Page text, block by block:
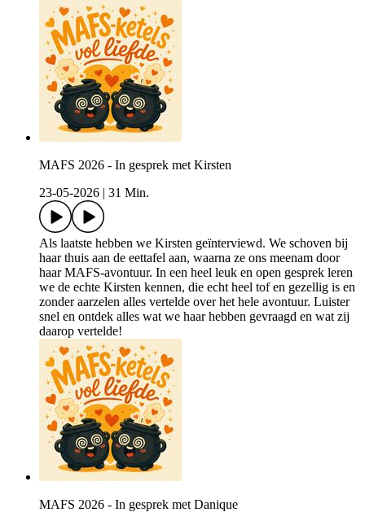
MAFS 2026 - In gesprek met Kirsten
23-05-2026
31 Min.
Als laatste hebben we Kirsten geïnterviewd. We schoven bij
haar thuis aan de eettafel aan, waarna ze ons meenam door
haar MAFS-avontuur. In een heel leuk en open gesprek leren
we de echte Kirsten kennen, die echt heel tof en gezellig is en
zonder aarzelen alles vertelde over het hele avontuur. Luister
snel en ontdek alles wat we haar hebben gevraagd en wat zij
daarop vertelde!
MAFS 2026 - In gesprek met Danique